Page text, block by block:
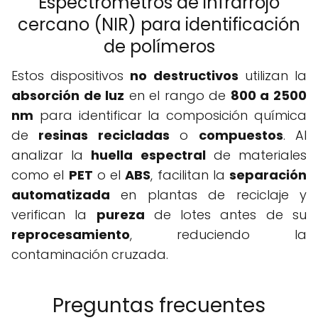
cercano (NIR) para identificación
de polímeros
Estos dispositivos no destructivos utilizan la
absorción de luz en el rango de 800 a 2500
nm para identificar la composición química
de resinas recicladas o compuestos. Al
analizar la huella espectralde materiales
como el PET o elABS, facilitan la separación
automatizada en plantas de reciclaje y
verifican la pureza de lotes antes de su
reprocesamiento, reduciendo la
contaminación cruzada.
Preguntas frecuentes